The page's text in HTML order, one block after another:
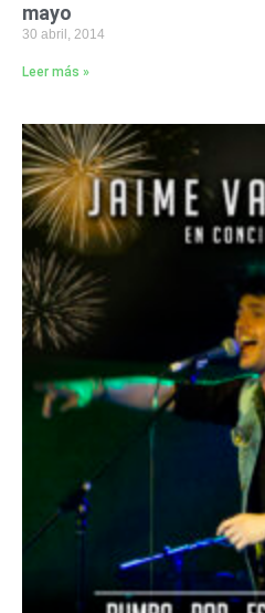
mayo
30 abril, 2014
Leer más »